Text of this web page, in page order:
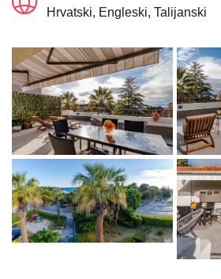
Hrvatski, Engleski, Talijanski